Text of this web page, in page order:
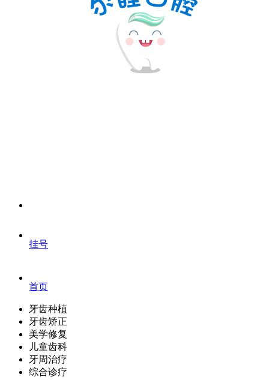
挂号
首页
牙齿种植
牙齿矫正
美学修复
儿童齿科
牙周治疗
综合诊疗